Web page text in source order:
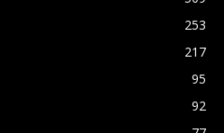
253
217
95
92